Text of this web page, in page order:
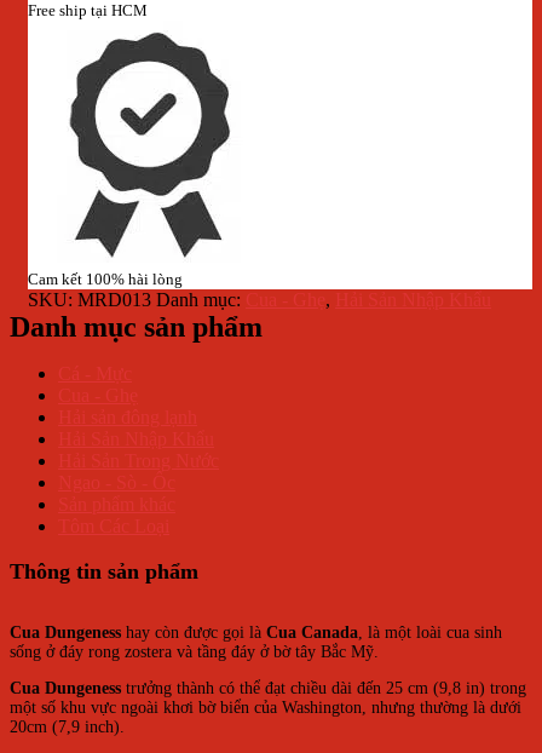
Free ship tại HCM
Cam kết 100% hài lòng
SKU: MRD013 Danh mục: ,
Danh mục sản phẩm
Thông tin sản phẩm
Cua Dungeness hay còn được gọi là Cua Canada, là một loài cua sinh
sống ở đáy rong zostera và tầng đáy ở bờ tây Bắc Mỹ.
Cua Dungeness trưởng thành có thể đạt chiều dài đến 25 cm (9,8 in) trong
một số khu vực ngoài khơi bờ biển của Washington, nhưng thường là dưới
20cm (7,9 inch).